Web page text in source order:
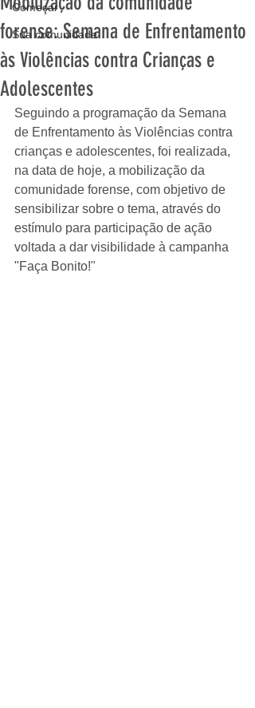
Começar
Sua comunidade
forense: Semana de Enfrentamento
às Violências contra Crianças e
Adolescentes
Seguindo a programação da Semana
de Enfrentamento às Violências contra
crianças e adolescentes, foi realizada,
na data de hoje, a mobilização da
comunidade forense, com objetivo de
sensibilizar sobre o tema, através do
estímulo para participação de ação
voltada a dar visibilidade à campanha
"Faça Bonito!"